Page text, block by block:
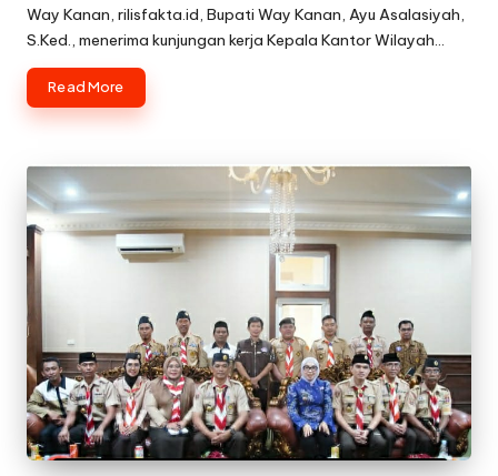
by
Way Kanan, rilisfakta.id, Bupati Way Kanan, Ayu Asalasiyah,
S.Ked., menerima kunjungan kerja Kepala Kantor Wilayah…
Read More